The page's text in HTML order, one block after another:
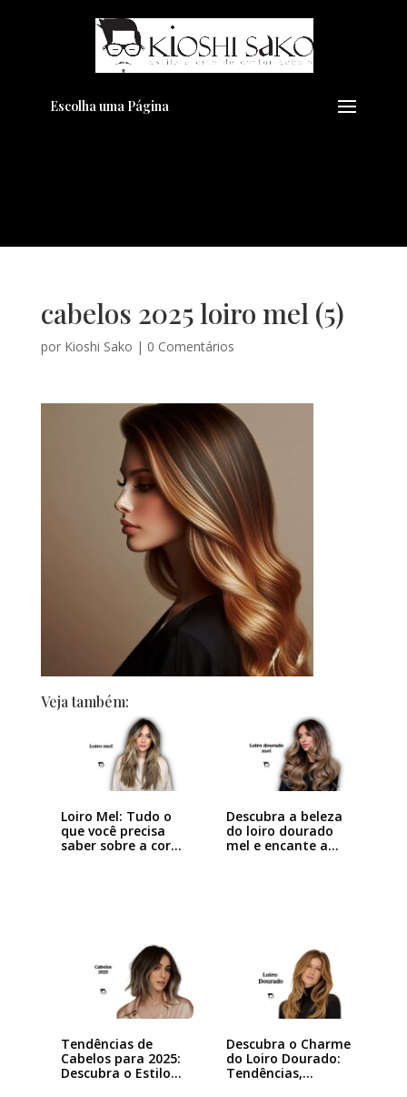
Escolha uma Página
cabelos 2025 loiro mel (5)
por Kioshi Sako | 0 Comentários
Veja também:
Loiro Mel: Tudo o
que você precisa
saber sobre a cor…
Descubra a beleza
do loiro dourado
mel e encante a…
Tendências de
Cabelos para 2025:
Descubra o Estilo…
Descubra o Charme
do Loiro Dourado:
Tendências,…
Pensando em transformar seu
Visual??